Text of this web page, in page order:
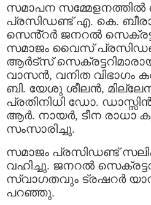
സമാപന
പ്രസിഡണ്ട് എ. കെ.
സെൻ്റർ ജനറൽ
സമാജം വൈസ്
ആർട്സ്
വാസൻ, വനിത വിഭാഗം
ബി. യേശു ശീലൻ,
പ്രതിനിധി ഡോ.
ആർ. നായർ, ടീന രാധാ
സംസാരിച്ചു.
സമാജം പ്രസിഡണ്ട്
വഹിച്ചു. ജനറൽ
സ്വാഗതവും ട്രഷറർ
പറഞ്ഞു.